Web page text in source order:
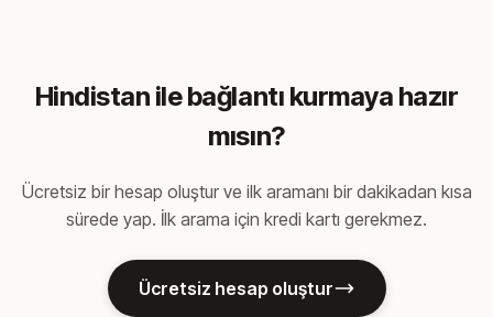
Hindistan ile bağlantı kurmaya hazır
mısın?
Ücretsiz bir hesap oluştur ve ilk aramanı bir dakikadan kısa
sürede yap. İlk arama için kredi kartı gerekmez.
Ücretsiz hesap oluştur